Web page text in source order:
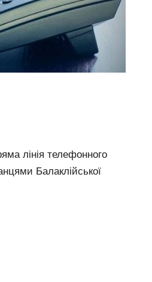
лінія телефонного
Балаклійської